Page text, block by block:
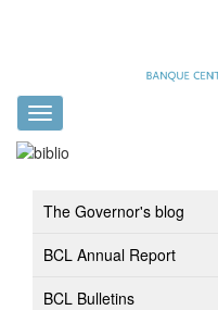
Toggle
navigation
The Governor's blog
BCL Annual Report
BCL Bulletins